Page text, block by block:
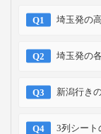
埼玉発の
埼玉発の
新潟行き
3列シート